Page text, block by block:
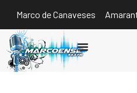
Marco de Canaveses
Ouvir